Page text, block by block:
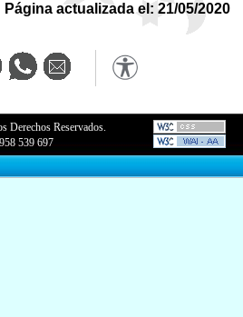
Página actualizada el: 21/05/2020
Derechos Reservados.
958 539 697